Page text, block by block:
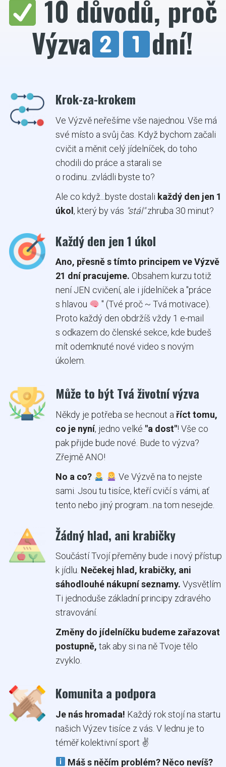
10 důvodů, proč
Výzva
dní!
Krok-za-krokem
Ve Výzvě neřešíme vše najednou. Vše má
své místo a svůj čas. Když bychom začali
cvičit a měnit celý jídelníček, do toho
chodili do práce a starali se
o rodinu...zvládli byste to?
Ale co když...byste dostali každý den jen 1
úkol, který by vás "stál"zhruba 30 minut?
Každý den jen 1 úkol
Ano, přesně s tímto principem ve Výzvě
21 dní pracujeme. Obsahem kurzu totiž
není JEN cvičení, ale i jídelníček a "práce
s hlavou
" (Tvé proč ~ Tvá motivace).
Proto každý den obdržíš vždy 1 e-mail
s odkazem do členské sekce, kde budeš
mít odemknuté nové video s novým
úkolem.
Může to být Tvá životní výzva
Někdy je potřeba se hecnout a říct tomu,
co je nyní, jedno velké "a dost"! Vše co
pak přijde bude nové. Bude to výzva?
Zřejmě ANO!
No a co?
Ve Výzvě na to nejste
sami. Jsou tu tisíce, kteří cvičí s vámi, ať
tento nebo jiný program...na tom nesejde.
Žádný hlad, ani krabičky
Součástí Tvojí přeměny bude i nový přístup
k jídlu. Nečekej hlad, krabičky, ani
sáhodlouhé nákupní seznamy. Vysvětlím
Ti jednoduše základní principy zdravého
stravování.
Změny do jídelníčku budeme zařazovat
postupně, tak aby si na ně Tvoje tělo
zvyklo.
Komunita a podpora
Je nás hromada! Každý rok stojí na startu
našich Výzev tisíce z vás. V lednu je to
téměř kolektivní sport ✌️
Máš s něčím problém? Něco nevíš?